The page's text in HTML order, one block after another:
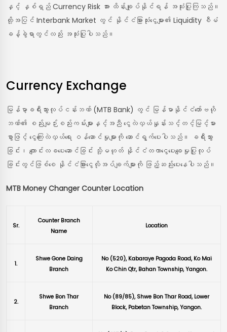
နှင့် နှစ်ရှည် Currency Risk အား ထိန်းချုပ်နိုင်ရန် အသုံးပြုကြသည်။
ထို့အပြင် Interbank Market တွင် နိုင်ငံခြားသုံးငွေများ၏ Liquidity စီမံ
ခန့်ခွဲရာတွင်လည်း အသုံးပြုပါသည်။
Currency Exchange
မြန်မာ့ခရီးသွားလုပ်ငန်းဘဏ် (MTB Bank) တွင် မြန်မာနိုင်ငံတော်ဗဟို
ဘဏ်၏ စည်းမျဉ်းစည်းကမ်းများနှင့်အညီ ငွေလဲလှယ်နှုန်းသင့်တင့်မြင့်မား
စွာဖြင့် ငွေကြေးလဲလှယ်ရေး ဝန်ဆောင်မှုများကို ဆောင်ရွက်ပေးပါသည်။ ခရီးသွား
ခြင်း၊ ကျောင်းလခပေးဆောင်ခြင်း သို့မဟုတ် နိုင်ငံတကာငွေပေးချေမှုပြုလုပ်
ခြင်းတွင်ဖြစ်စေ နိုင်ငံခြားငွေလိုအပ်ချက်များကို ဖြည့်ဆည်းပေးနေပါသည်။
MTB Money Changer Counter Location
Sr.
Counter Branch
Name
Location
1.
ShweGone Daing
Branch
No (520), Kabaraye Pagoda Road, KoMai
KoChin Qtr, Bahan Township, Yangon.
2.
Shwe Bon Thar
Branch
No (89/85), Shwe Bon TharRoad, Lower
Block, Pabetan Township, Yangon.